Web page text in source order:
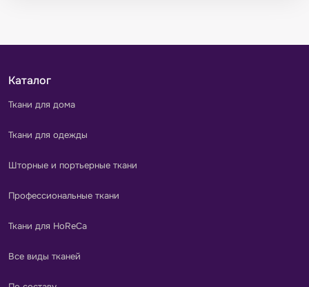
Каталог
Ткани для дома
Ткани для одежды
Шторные и портьерные ткани
Профессиональные ткани
Ткани для HoReCa
Все виды тканей